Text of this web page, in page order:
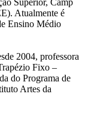
Atualmente é
Ensino Médio
2004, professora
Fixo –
do Programa de
Artes da